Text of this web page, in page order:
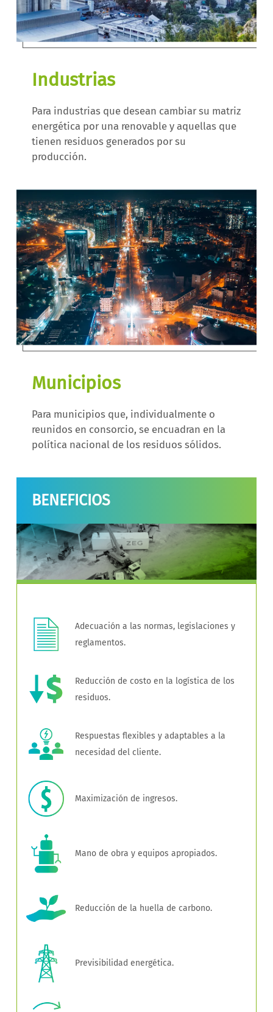
Industrias
Para industrias que desean cambiar su matriz
energética por una renovable y aquellas que
tienen residuos generados por su
producción.
Municipios
Para municipios que, individualmente o
reunidos en consorcio, se encuadran en la
política nacional de los residuos sólidos.
BENEFICIOS
Adecuación a las normas, legislaciones y
reglamentos.
Reducción de costo en la logística de los
residuos.
Respuestas flexibles y adaptables a la
necesidad del cliente.
Maximización de ingresos.
Mano de obra y equipos apropiados.
Reducción de la huella de carbono.
Previsibilidad energética.